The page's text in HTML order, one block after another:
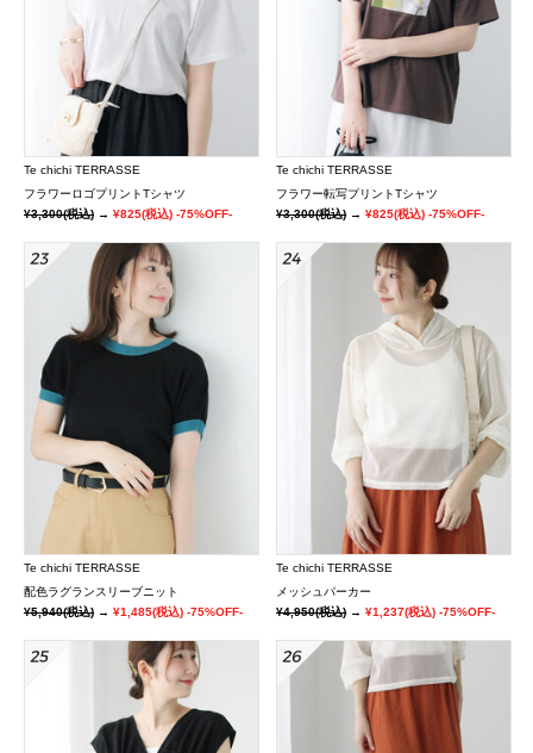
Te chichi TERRASSE
フラワーロゴプリントTシャツ
¥3,300(税込) → ¥825(税込) -75%OFF-
Te chichi TERRASSE
フラワー転写プリントTシャツ
¥3,300(税込)→¥825(税込) -75%OFF-
Te chichi TERRASSE
配色ラグランスリーブニット
¥5,940(税込) → ¥1,485(税込) -75%OFF-
Te chichi TERRASSE
メッシュパーカー
¥4,950(税込)→¥1,237(税込) -75%OFF-